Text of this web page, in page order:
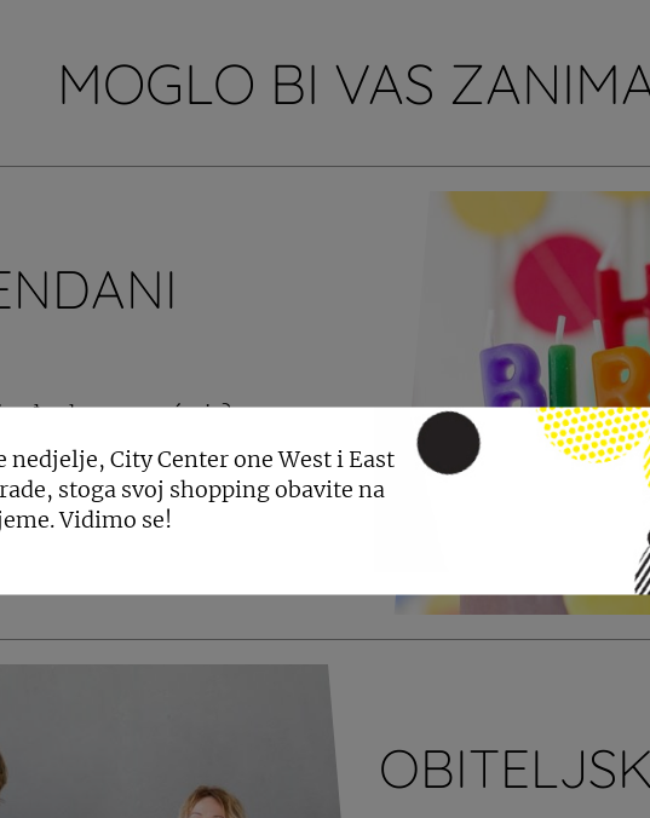
MOGLO BI VAS
za pamćenje?
za nezaboravnu rođendansku
nedjelje, City Center one West i East
stoga svoj shopping obavite na
Vidimo se!